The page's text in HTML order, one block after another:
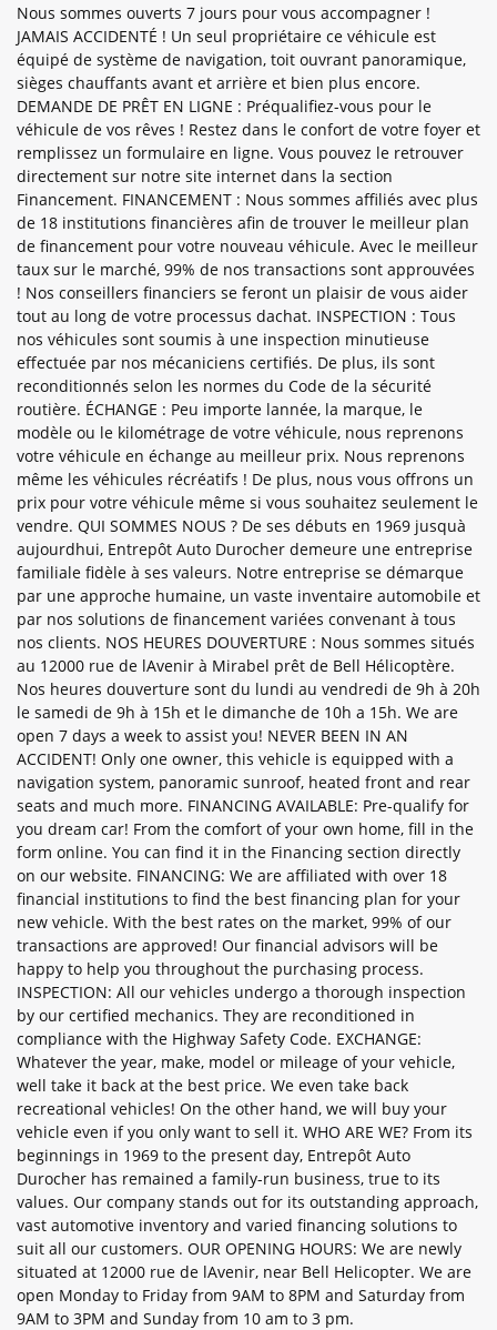
Nous sommes ouverts 7 jours pour vous accompagner !
JAMAIS ACCIDENTÉ ! Un seul propriétaire ce véhicule est
équipé de système de navigation, toit ouvrant panoramique,
sièges chauffants avant et arrière et bien plus encore.
DEMANDE DE PRÊT EN LIGNE : Préqualifiez-vous pour le
véhicule de vos rêves ! Restez dans le confort de votre foyer et
remplissez un formulaire en ligne. Vous pouvez le retrouver
directement sur notre site internet dans la section
Financement. FINANCEMENT : Nous sommes affiliés avec plus
de 18 institutions financières afin de trouver le meilleur plan
de financement pour votre nouveau véhicule. Avec le meilleur
taux sur le marché, 99% de nos transactions sont approuvées
! Nos conseillers financiers se feront un plaisir de vous aider
tout au long de votre processus dachat. INSPECTION : Tous
nos véhicules sont soumis à une inspection minutieuse
effectuée par nos mécaniciens certifiés. De plus, ils sont
reconditionnés selon les normes du Code de la sécurité
routière. ÉCHANGE : Peu importe lannée, la marque, le
modèle ou le kilométrage de votre véhicule, nous reprenons
votre véhicule en échange au meilleur prix. Nous reprenons
même les véhicules récréatifs ! De plus, nous vous offrons un
prix pour votre véhicule même si vous souhaitez seulement le
vendre. QUI SOMMES NOUS ? De ses débuts en 1969 jusquà
aujourdhui, Entrepôt Auto Durocher demeure une entreprise
familiale fidèle à ses valeurs. Notre entreprise se démarque
par une approche humaine, un vaste inventaire automobile et
par nos solutions de financement variées convenant à tous
nos clients. NOS HEURES DOUVERTURE : Nous sommes situés
au 12000 rue de lAvenir à Mirabel prêt de Bell Hélicoptère.
Nos heures douverture sont du lundi au vendredi de 9h à 20h
le samedi de 9h à 15h et le dimanche de 10h a 15h. We are
open 7 days a week to assist you! NEVER BEEN IN AN
ACCIDENT! Only one owner, this vehicle is equipped with a
navigation system, panoramic sunroof, heated front and rear
seats and much more. FINANCING AVAILABLE: Pre-qualify for
you dream car! From the comfort of your own home, fill in the
form online. You can find it in the Financing section directly
on our website. FINANCING: We are affiliated with over 18
financial institutions to find the best financing plan for your
new vehicle. With the best rates on the market, 99% of our
transactions are approved! Our financial advisors will be
happy to help you throughout the purchasing process.
INSPECTION: All our vehicles undergo a thorough inspection
by our certified mechanics. They are reconditioned in
compliance with the Highway Safety Code. EXCHANGE:
Whatever the year, make, model or mileage of your vehicle,
well take it back at the best price. We even take back
recreational vehicles! On the other hand, we will buy your
vehicle even if you only want to sell it. WHO ARE WE? From its
beginnings in 1969 to the present day, Entrepôt Auto
Durocher has remained a family-run business, true to its
values. Our company stands out for its outstanding approach,
vast automotive inventory and varied financing solutions to
suit all our customers. OUR OPENING HOURS: We are newly
situated at 12000 rue de lAvenir, near Bell Helicopter. We are
open Monday to Friday from 9AM to 8PM and Saturday from
9AM to 3PM and Sunday from 10 am to 3 pm.